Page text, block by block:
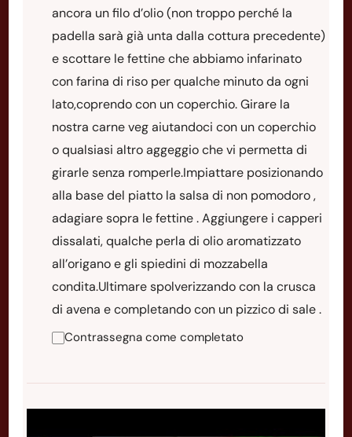
ancora un filo d’olio (non troppo perché la
padella sarà già unta dalla cottura precedente)
e scottare le fettine che abbiamo infarinato
con farina di riso per qualche minuto da ogni
lato,coprendo con un coperchio. Girare la
nostra carne veg aiutandoci con un coperchio
o qualsiasi altro aggeggio che vi permetta di
girarle senza romperle.Impiattare posizionando
alla base del piatto la salsa di non pomodoro ,
adagiare sopra le fettine . Aggiungere i capperi
dissalati, qualche perla di olio aromatizzato
all’origano e gli spiedini di mozzabella
condita.Ultimare spolverizzando con la crusca
di avena e completando con un pizzico di sale .
Contrassegna come completato